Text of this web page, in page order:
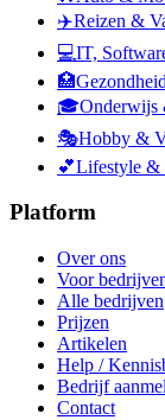
✈️Reizen &
💻IT,
🏥
🎓Onderwijs
🎭Hobby &
💕Lifestyle &
Platform
Over ons
Voor
Alle bedrijven
Prijzen
Artikelen
Help /
Bedrijf
Contact